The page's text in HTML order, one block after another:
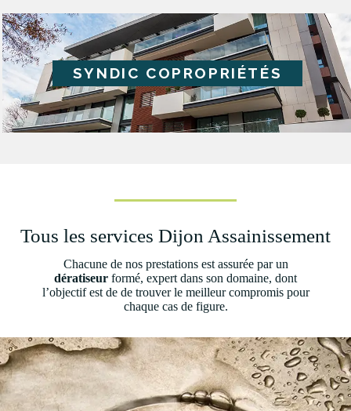
SYNDIC COPROPRIÉTÉS
Tous les services Dijon Assainissement
Chacune de nos prestations est assurée par un
dératiseur formé, expert dans son domaine, dont
l’objectif est de de trouver le meilleur compromis pour
chaque cas de figure.